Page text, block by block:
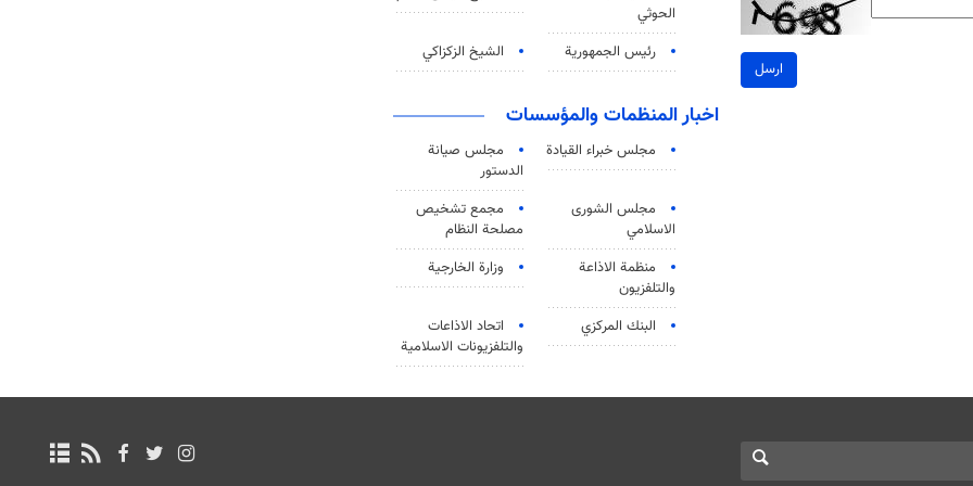
ارسل
الحوثي
رئيس الجمهورية الشيخ الزكزاكي
اخبار المنظمات والمؤسسات
مجلس خبراء القيادة
مجلس صيانة
الدستور
مجلس الشورى
الاسلامي
مجمع تشخيص
مصلحة النظام
منظمة الاذاعة
والتلفزیون
وزارة الخارجية
البنك المركزي
اتحاد الاذاعات
والتلفزيونات الاسلامية